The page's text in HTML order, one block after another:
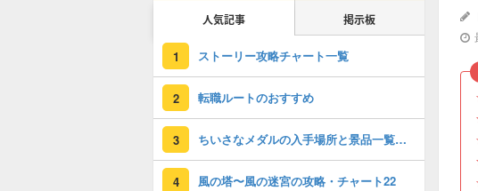
人気記事 掲示板
1 ストーリー攻略チャート一覧
2 転職ルートのおすすめ
3 ちいさなメダルの入手場所と景品一覧・全100個網羅
4 風の塔〜風の迷宮の攻略・チャート22